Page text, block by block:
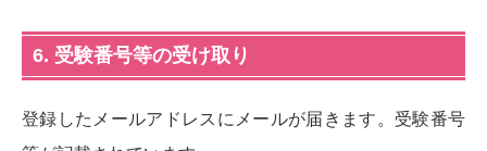
6. 受験番号等の受け取り
登録したメールアドレスにメールが届きます。受験番号